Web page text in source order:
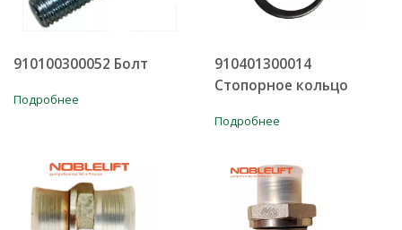
910100300052 Болт
Подробнее
910401300014
Стопорное кольцо
Подробнее